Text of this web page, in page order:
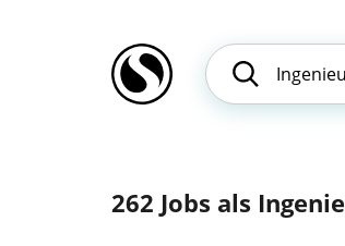
262 Jobs als